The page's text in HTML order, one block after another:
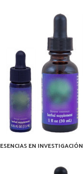
ESENCIAS EN INVESTIGACIÓN